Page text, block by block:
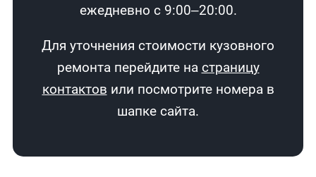
ежедневно с 9:00–20:00.
Для уточнения стоимости кузовного
ремонта перейдите на страницу
контактов или посмотрите номера в
шапке сайта.